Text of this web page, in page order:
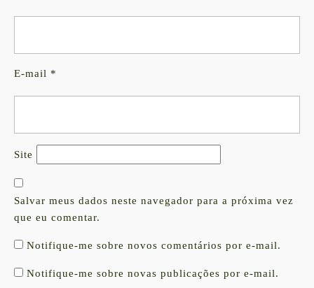
E-mail *
Site
Salvar meus dados neste navegador para a próxima vez
que eu comentar.
Notifique-me sobre novos comentários por e-mail.
Notifique-me sobre novas publicações por e-mail.